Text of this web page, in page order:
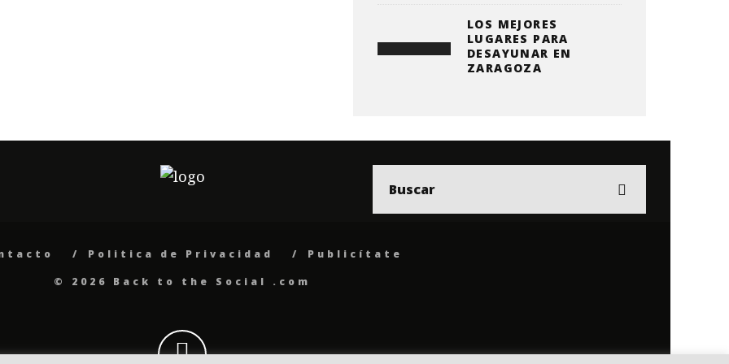
LOS MEJORES
LUGARES PARA
DESAYUNAR EN
ZARAGOZA
Politica de Privacidad
Publicítate
© 2026 Back to the Social .com